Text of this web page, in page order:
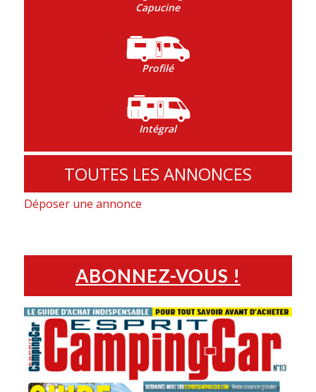
Capucine
Profilé
Intégral
TOUTES LES ANNONCES
Déposer une annonce
ABONNEZ-VOUS !